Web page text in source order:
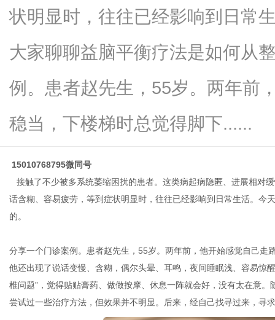
状明显时，往往已经影响到日常
大家聊聊益脑平衡疗法是如何从
例。患者赵先生，55岁。两年前
稳当，下楼梯时总觉得脚下......
15010768795微同号
接触了不少被多系统萎缩困扰的患者。这类病起病隐匿、进展相对
话含糊、容易疲劳，等到症状明显时，往往已经影响到日常生活。今
的。
分享一个门诊案例。患者赵先生，55岁。两年前，他开始感觉自己
他还出现了说话变慢、含糊，偶尔头晕、耳鸣，夜间睡眠浅、容易惊
椎问题”，觉得贴贴膏药、做做按摩、休息一阵就会好，没有太在意
尝试过一些治疗方法，但效果并不明显。后来，经自己找寻过来，寻